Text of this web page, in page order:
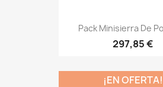
Pack Minisierra De
297,85 €
¡EN OFERTA!